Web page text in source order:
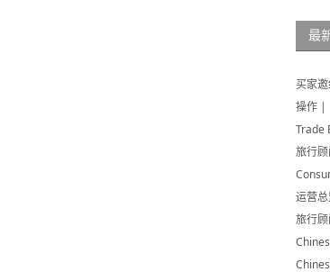
最
买家
操作 |
Trade
旅行
运营
旅行